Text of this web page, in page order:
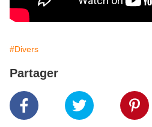
#Divers
Partager